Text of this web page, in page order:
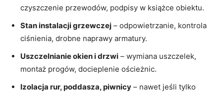
czyszczenie przewodów, podpisy w książce obiektu.
Stan instalacji grzewczej – odpowietrzanie, kontrola
ciśnienia, drobne naprawy armatury.
Uszczelnianie okien i drzwi – wymiana uszczelek,
montaż progów, docieplenie ościeżnic.
Izolacja rur, poddasza, piwnicy – nawet jeśli tylko